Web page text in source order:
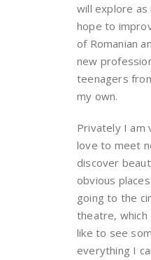
will explore as
hope to
of Romanian
new
teenagers
my own.
Privately I am
love to meet
discover
obvious
going to the
theatre, which
like to see
everything I